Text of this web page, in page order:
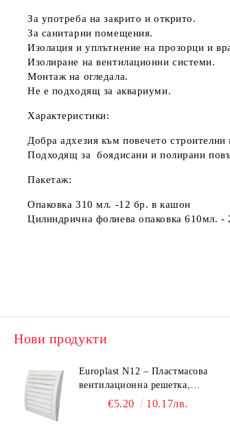
За употреба на закрито и открито.
За санитарни помещения.
Изолация и уплътнение на прозорци и
Изолиране на вентилационни системи.
Монтаж на огледала.
Не е подходящ за аквариуми.
Характеристики:
Добра адхезия към повечето
Подходящ за боядисани и полирани
Пакетаж:
Опаковка 310 мл. -12 бр. в кашон
Цилиндрична фолиева опаковка 610мл. -
Нови продукти
Europlast N12 – Пластмасова
вентилационна решетка,
190x190 mm
€5.20 10.17лв.